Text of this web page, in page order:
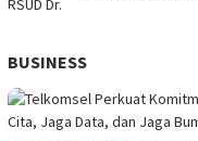
BUSINESS